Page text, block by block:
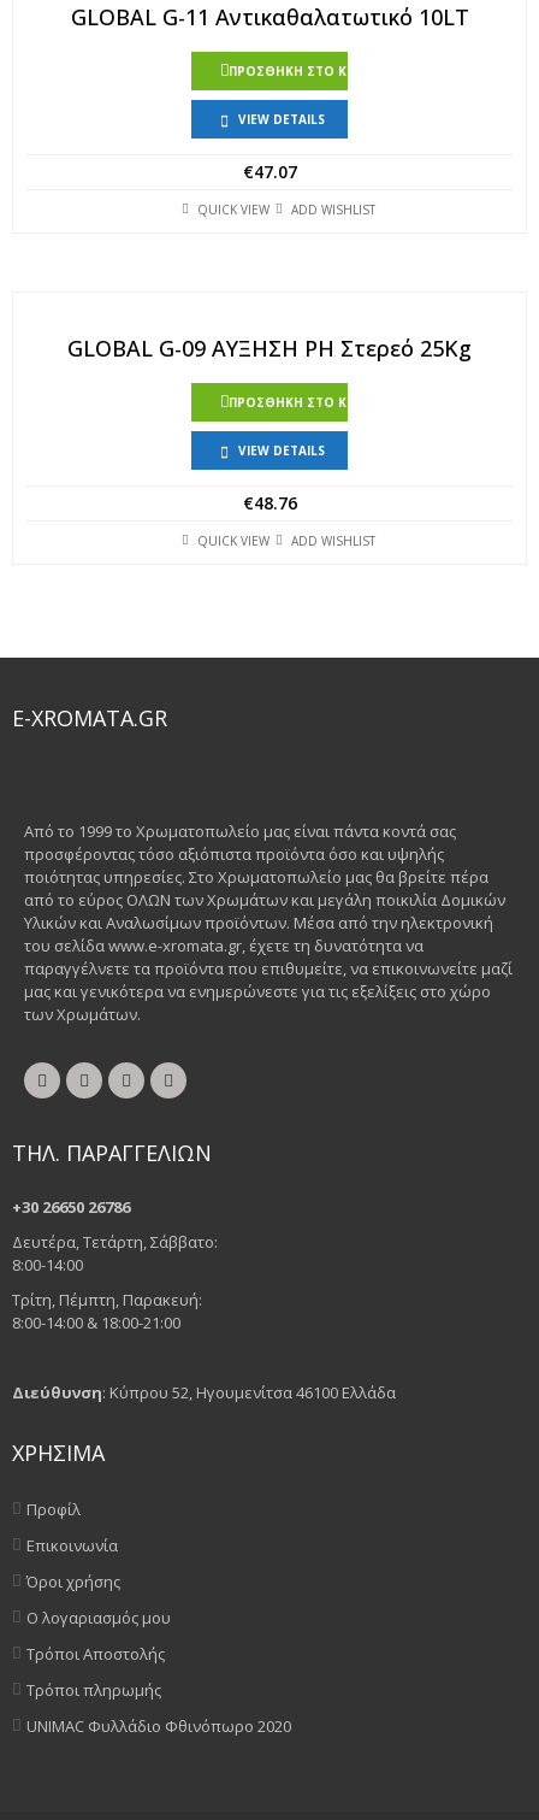
GLOBAL G-11 Αντικαθαλατωτικό 10LT
ΠΡΟΣΘΉΚΗ ΣΤΟ ΚΑΛΆΘΙ
VIEW DETAILS
€47.07
QUICK VIEW ADD WISHLIST
GLOBAL G-09 ΑΥΞΗΣΗ PH Στερεό 25Kg
ΠΡΟΣΘΉΚΗ ΣΤΟ ΚΑΛΆΘΙ
VIEW DETAILS
€48.76
QUICK VIEW ADD WISHLIST
E-XROMATA.GR
Από το 1999 το Χρωματοπωλείο μας είναι πάντα κοντά σας
προσφέροντας τόσο αξιόπιστα προϊόντα όσο και υψηλής
ποιότητας υπηρεσίες. Στο Χρωματοπωλείο μας θα βρείτε πέρα
από το εύρος ΟΛΩΝ των Χρωμάτων και μεγάλη ποικιλία Δομικών
Υλικών και Αναλωσίμων προϊόντων. Μέσα από την ηλεκτρονική
του σελίδα www.e-xromata.gr, έχετε τη δυνατότητα να
παραγγέλνετε τα προϊόντα που επιθυμείτε, να επικοινωνείτε μαζί
μας και γενικότερα να ενημερώνεστε για τις εξελίξεις στο χώρο
των Χρωμάτων.
ΤΗΛ. ΠΑΡΑΓΓΕΛΙΩΝ
+30 26650 26786
Δευτέρα, Τετάρτη, Σάββατο:
8:00-14:00
Τρίτη, Πέμπτη, Παρακευή:
8:00-14:00 & 18:00-21:00
Διεύθυνση: Κύπρου 52, Ηγουμενίτσα 46100 Ελλάδα
ΧΡΗΣΙΜΑ
Προφίλ
Επικοινωνία
Όροι χρήσης
Ο λογαριασμός μου
Τρόποι Αποστολής
Τρόποι πληρωμής
UNIMAC Φυλλάδιο Φθινόπωρο 2020